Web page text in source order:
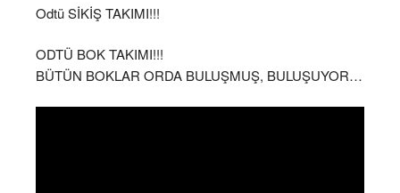
Odtü SİKİŞ TAKIMI!!!
ODTÜ BOK TAKIMI!!!
BÜTÜN BOKLAR ORDA BULUŞMUŞ, BULUŞUYOR…